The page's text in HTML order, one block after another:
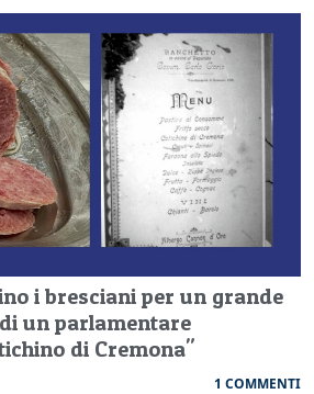
i bresciani per un grande
un parlamentare
di Cremona"
1 COMMENTI